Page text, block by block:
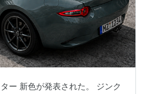
ー 新色が発表された。 ジンク